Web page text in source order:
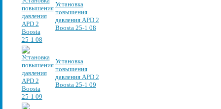
Установка
повышения
давления APD 2
Boosta 25-1 08
Установка
повышения
давления APD 2
Boosta 25-1 09